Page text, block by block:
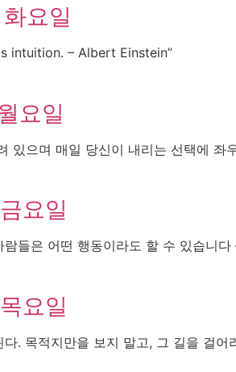
요일
intuition. – Albert Einstein”
요일
있으며 매일 당신이 내리는 선택에 좌
요일
들은 어떤 행동이라도 할 수 있습니
요일
. 목적지만을 보지 말고, 그 길을 걸어